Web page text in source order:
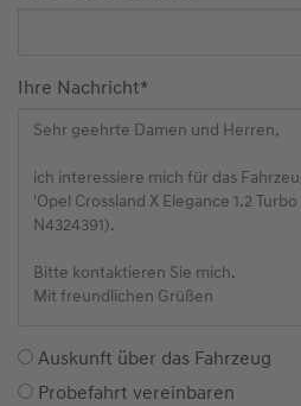
Ihre Nachricht*
Auskunft über das Fahrzeug
Probefahrt vereinbaren